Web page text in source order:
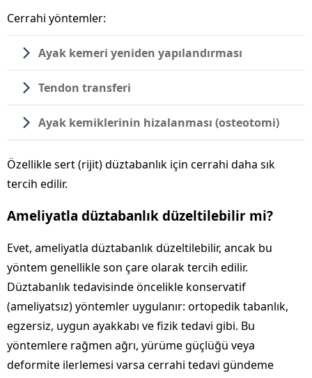
Cerrahi yöntemler:
Ayak kemeri yeniden yapılandırması
Tendon transferi
Ayak kemiklerinin hizalanması (osteotomi)
Özellikle sert (rijit) düztabanlık için cerrahi daha sık
tercih edilir.
Ameliyatla düztabanlık düzeltilebilir mi?
Evet, ameliyatla düztabanlık düzeltilebilir, ancak bu
yöntem genellikle son çare olarak tercih edilir.
Düztabanlık tedavisinde öncelikle konservatif
(ameliyatsız) yöntemler uygulanır: ortopedik tabanlık,
egzersiz, uygun ayakkabı ve fizik tedavi gibi. Bu
yöntemlere rağmen ağrı, yürüme güçlüğü veya
deformite ilerlemesi varsa cerrahi tedavi gündeme